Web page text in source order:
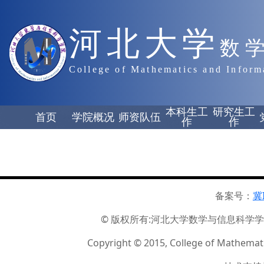
河北大学 数
College of Mathematics and
首页 学院概况 师资队伍 本科生工
作
研究生工
作
备案号：
© 版权所有:河北大学数学与信息科
Copyright © 2015, College of